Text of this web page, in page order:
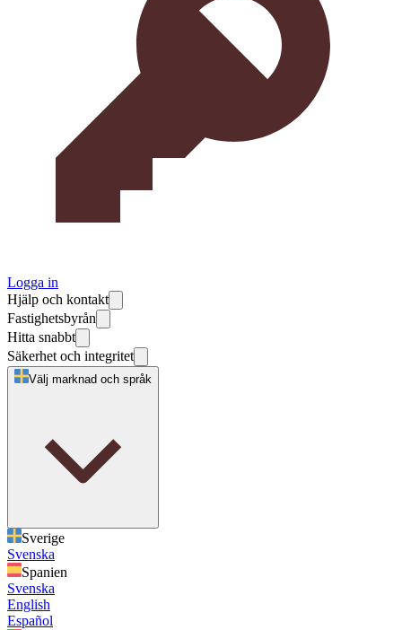
Logga in
Hjälp och kontakt
Fastighetsbyrån
Hitta snabbt
Säkerhet och integritet
Välj marknad och språk
Sverige
Svenska
Spanien
Svenska
English
Español